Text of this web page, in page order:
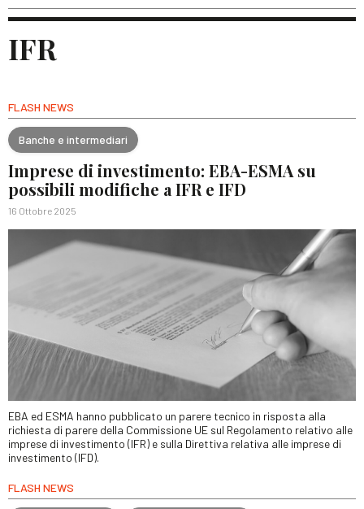
IFR
FLASH NEWS
Banche e intermediari
Imprese di investimento: EBA-ESMA su
possibili modifiche a IFR e IFD
16 Ottobre 2025
EBA ed ESMA hanno pubblicato un parere tecnico in risposta alla
richiesta di parere della Commissione UE sul Regolamento relativo alle
imprese di investimento (IFR) e sulla Direttiva relativa alle imprese di
investimento (IFD).
FLASH NEWS